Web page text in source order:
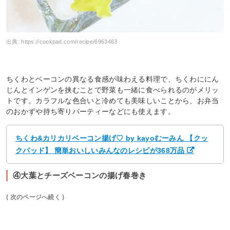
出典: https://cookpad.com/recipe/6963463
ちくわとベーコンの異なる食感が味わえる料理で、ちくわににん
じんとインゲンを挟むことで野菜も一緒に食べられるのがメリッ
トです。カラフルな色合いと冷めても美味しいことから、お弁当
のおかずや持ち寄りパーティーなどにも使えます。
ちくわ&カリカリベーコン揚げ♡ by kayoむーみん 【クッ
クパッド】 簡単おいしいみんなのレシピが368万品
④大葉とチーズベーコンの揚げ春巻き
( 次のページへ続く )